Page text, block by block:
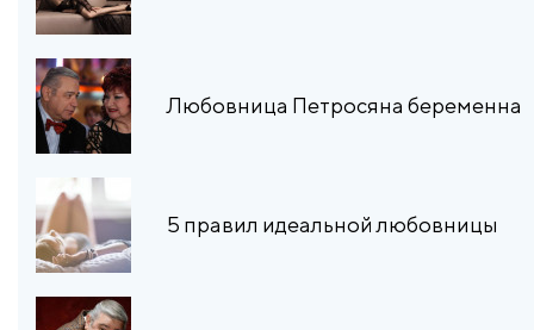
Любовница Петросяна беременна
5 правил идеальной любовницы